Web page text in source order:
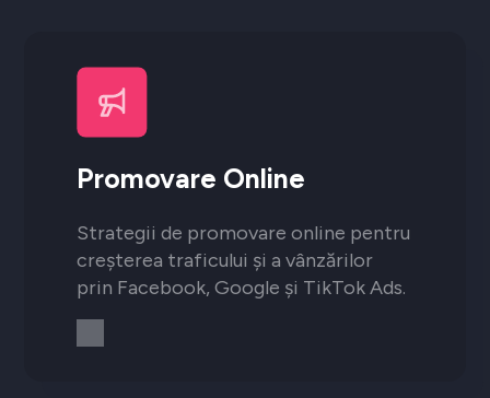
Promovare Online
Strategii de promovare online pentru
creșterea traficului și a vânzărilor
prin Facebook, Google și TikTok Ads.